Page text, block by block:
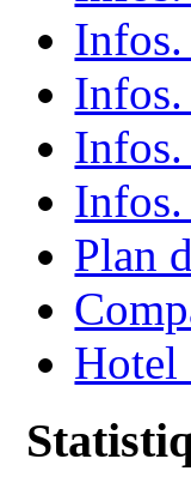
Infos.
Infos.
Infos.
Infos.
Plan
Hotel